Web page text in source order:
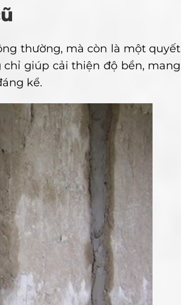
thường, mà còn là một quyết
giúp cải thiện độ bền, mang
kể.